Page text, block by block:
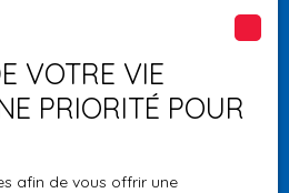
Rechercher
VOTRE VIE
PRIORITÉ POUR
afin de vous offrir une